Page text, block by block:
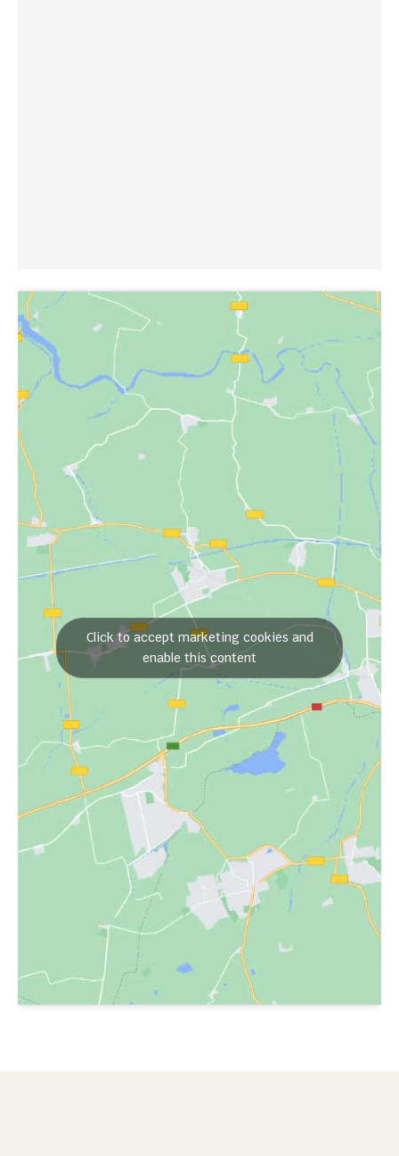
Click to accept marketing cookies and
enable this content